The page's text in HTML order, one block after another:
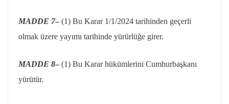
MADDE 7– (1) Bu Karar 1/1/2024 tarihinden geçerli
olmak üzere yayımı tarihinde yürürlüğe girer.
MADDE 8– (1) Bu Karar hükümlerini Cumhurbaşkanı
yürütür.